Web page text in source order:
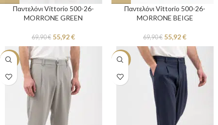
Παντελόνι Vittorio 500-26-
MORRONE GREEN
69,90€ 55,92€
Παντελόνι Vittorio 500-26-
MORRONE BEIGE
69,90€ 55,92€
-20% -20%